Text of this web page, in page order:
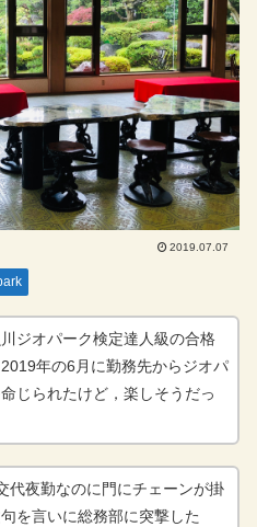
2019.07.07
ジオパーク検定達人級の合格
年の6月に勤務先からジオパ
じられたけど，楽しそうだっ
代夜勤なのに門にチェーンが掛
を言いに総務部に突撃した